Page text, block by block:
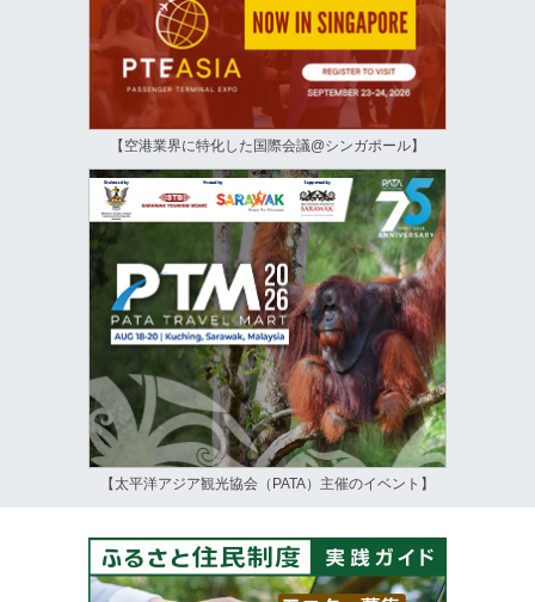
【空港業界に特化した国際会議@シンガポール】
【太平洋アジア観光協会（PATA）主催のイベント】